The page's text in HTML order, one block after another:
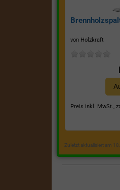
von Holzkraft
Preis inkl. MwSt.,
Zuletzt aktualisiert am